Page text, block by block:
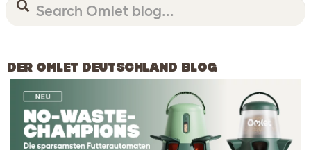
DER OMLET DEUTSCHLAND BLOG